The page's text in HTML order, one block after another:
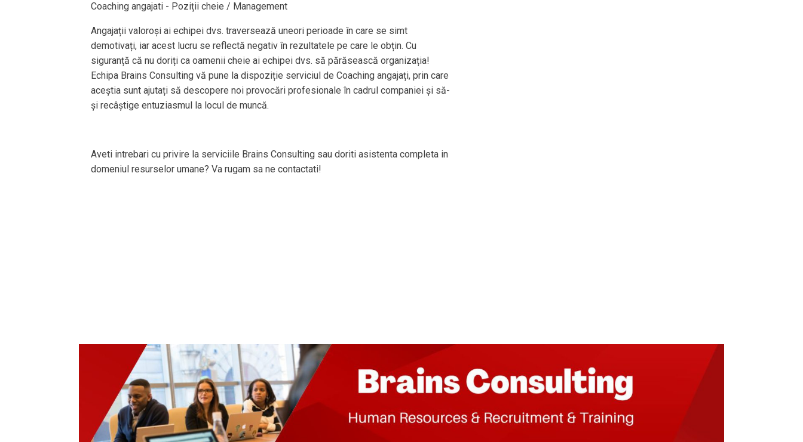
Coaching angajati - Poziții cheie / Management
Angajații valoroși ai echipei dvs. traversează uneori perioade în care se simt
demotivați, iar acest lucru se reflectă negativ în rezultatele pe care le obțin. Cu
siguranță că nu doriți ca oamenii cheie ai echipei dvs. să părăsească organizația!
Echipa Brains Consulting vă pune la dispoziție serviciul de Coaching angajați, prin care
aceștia sunt ajutați să descopere noi provocări profesionale în cadrul companiei și să-
și recâștige entuziasmul la locul de muncă.
Aveti intrebari cu privire la serviciile Brains Consulting sau doriti asistenta completa in
domeniul resurselor umane? Va rugam sa ne contactati!